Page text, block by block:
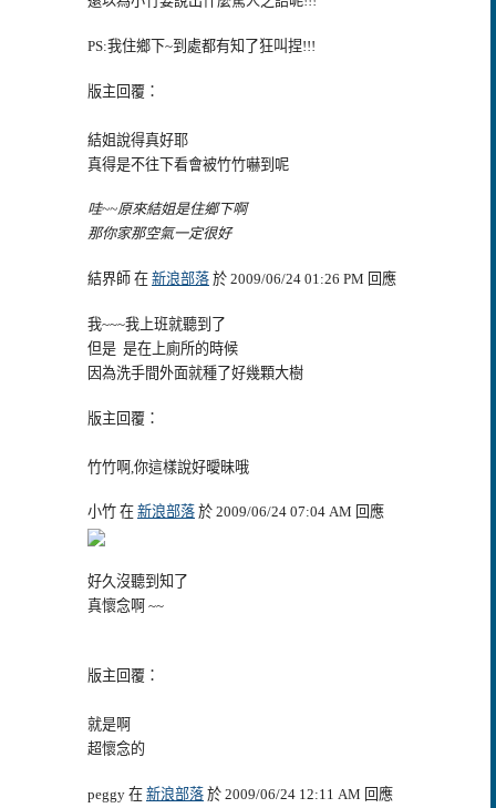
PS:我住鄉下~到處都有知了狂叫捏!!!
版主回覆：
結姐說得真好耶
真得是不往下看會被竹竹嚇到呢
哇~~原來結姐是住鄉下啊
那你家那空氣一定很好
結界師 在 新浪部落 於 2009/06/24 01:26 PM 回應
我~~~我 上班就聽到了
但是 是在上廁所的時候
因為洗手間外面就種了好幾顆大樹
版主回覆：
竹竹啊,你這樣說好曖昧哦
小竹 在 新浪部落 於 2009/06/24 07:04 AM 回應
好久沒聽到知了
真懷念啊 ~~
版主回覆：
就是啊
超懷念的
peggy 在 新浪部落 於 2009/06/24 12:11 AM 回應